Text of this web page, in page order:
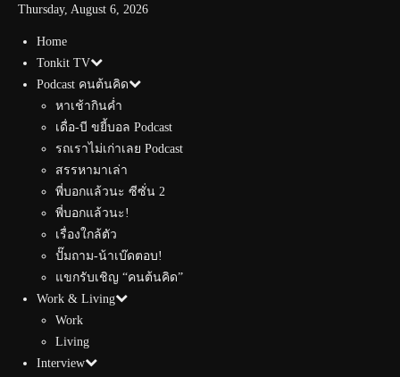
Thursday, August 6, 2026
Home
Tonkit TV
Podcast คนต้นคิด
หาเช้ากินค่ำ
เดื่อ-บี ขยี้บอล Podcast
รถเราไม่เก่าเลย Podcast
สรรหามาเล่า
พี่บอกแล้วนะ ซีซั่น 2
พี่บอกแล้วนะ!
เรื่องใกล้ตัว
ปั๊มถาม-น้าเบ๊ดตอบ!
แขกรับเชิญ “คนต้นคิด”
Work & Living
Work
Living
Interview